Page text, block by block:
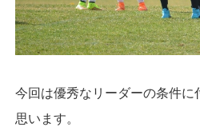
今回は優秀なリーダーの条件に
思います。